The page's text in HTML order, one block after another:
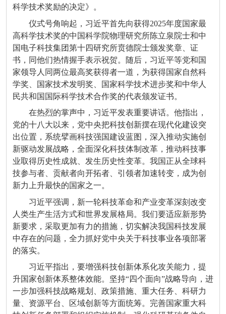
科学技术奖励的决定》。
仪式号角响起，习近平首先向获得2025年度国家最
高科学技术奖的中国科学院物理研究所陈立泉院士和中
国电子科技集团第十四研究所贲德院士颁发奖章、证
书，同他们热情握手表示祝贺。随后，习近平等党和国
家领导人同两位最高奖获得者一道，为获得国家自然科
学奖、国家技术发明奖、国家科学技术进步奖和中华人
民共和国国际科学技术合作奖的代表颁发证书。
在热烈的掌声中，习近平发表重要讲话。他指出，
党的十八大以来，党中央把科技创新摆在现代化建设突
出位置，系统擘画科技强国建设蓝图，深入推动实施创
新驱动发展战略，全面深化科技体制改革，推动科技事
业取得历史性成就、发生历史性变革。我国正从全球科
技参与者、贡献者向开拓者、引领者加速转变，成为创
新力上升最快的国家之一。
习近平强调，新一轮科技革命和产业变革深刻改变
人类生产生活方式和世界发展格局。我们要适应新形势
新要求，采取更加有力的措施，切实解决我国科技发展
中存在的问题，全力抓好党中央关于科技事业各项部署
的落实。
习近平指出，要增强科技创新体系化攻关能力，提
升国家创新体系整体效能。坚持“四个面向”战略导向，进
一步加强科技战略规划、政策措施、重大任务、科研力
量、资源平台、区域创新等方面统筹。完善国家重大科